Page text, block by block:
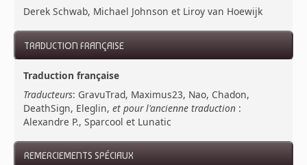
Derek Schwab, Michael Johnson et Liroy van Hoewijk
TRADUCTION FRANÇAISE
Traduction française
Traducteurs: GravuTrad, Maximus23, Nao, Chadon,
DeathSign, Eleglin,et pour l'ancienne traduction :
Alexandre P., Sparcool et Lunatic
REMERCIEMENTS SPÉCIAUX